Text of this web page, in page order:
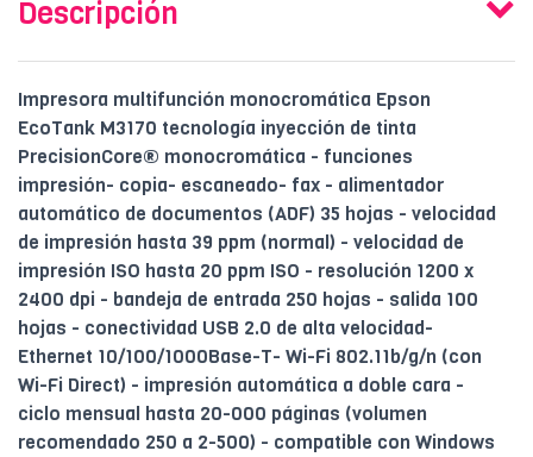
Descripción
Impresora multifunción monocromática Epson
EcoTank M3170 tecnología inyección de tinta
PrecisionCore® monocromática - funciones
impresión- copia- escaneado- fax - alimentador
automático de documentos (ADF) 35 hojas - velocidad
de impresión hasta 39 ppm (normal) - velocidad de
impresión ISO hasta 20 ppm ISO - resolución 1200 x
2400 dpi - bandeja de entrada 250 hojas - salida 100
hojas - conectividad USB 2.0 de alta velocidad-
Ethernet 10/100/1000Base-T- Wi-Fi 802.11b/g/n (con
Wi-Fi Direct) - impresión automática a doble cara -
ciclo mensual hasta 20-000 páginas (volumen
recomendado 250 a 2-500) - compatible con Windows